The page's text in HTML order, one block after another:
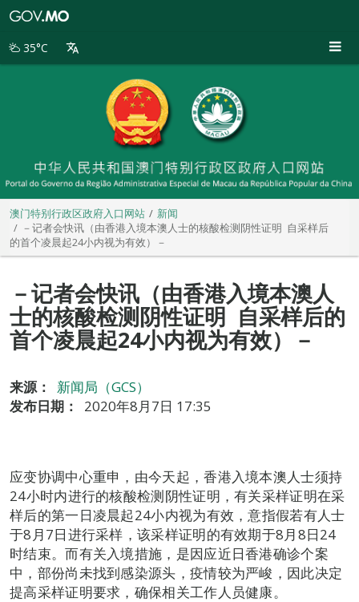
别
35°C
澳门特别行政区政府入口网站
新闻
－记者会快讯（由香港入境本澳人士的核酸检测阴性证明 自采样后
的首个凌晨起24小内视为有效）－
－记者会快讯（由香港入境本澳人
士的核酸检测阴性证明 自采样后的
首个凌晨起24小内视为有效）－
来源：
新闻局（GCS）
发布日期：
2020年8月7日 17:35
应变协调中心重申，由今天起，香港入境本澳人士须持
24小时内进行的核酸检测阴性证明，有关采样证明在采
样后的第一日凌晨起24小内视为有效，意指假若有人士
于8月7日进行采样，该采样证明的有效期于8月8日24
时结束。而有关入境措施，是因应近日香港确诊个案
中，部份尚未找到感染源头，疫情较为严峻，因此决定
提高采样证明要求，确保相关工作人员健康。